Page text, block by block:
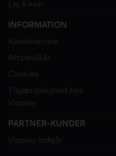
Lej & køb
INFORMATION
Kundeservice
Aftalevilkår
Cookies
Tilgængelighed hos
Viaplay
PARTNER-KUNDER
Viaplay indgår